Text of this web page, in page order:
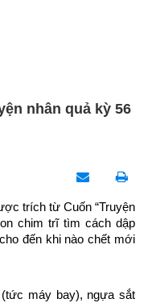
nhân quả kỳ 56
trích từ Cuốn “Truyện
chim trĩ tìm cách dập
đến khi nào chết mới
máy bay), ngựa sắt